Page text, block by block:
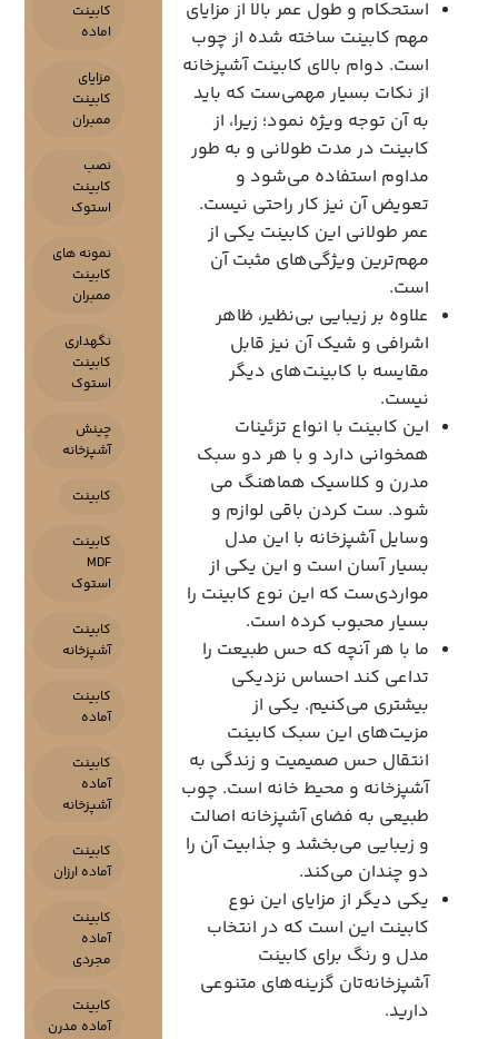
استحکام و طول عمر بالا از مزایای
مهم کابینت ساخته شده از چوب
است. دوام بالای کابینت آشپزخانه
از نکات بسیار مهمی‌ست که باید
به آن توجه ویژه نمود؛ زیرا، از
کابینت در مدت طولانی و به طور
مداوم استفاده می‌شود و
تعویض آن نیز کار راحتی نیست.
عمر طولانی این کابینت یکی از
مهم‌ترین ویژگی‌های مثبت آن
است.
علاوه بر زیبایی بی‌نظیر، ظاهر
اشرافی و شیک آن نیز قابل
مقایسه با کابینت‌های دیگر
نیست.
این کابینت با انواع تزئینات
همخوانی دارد و با هر دو سبک
مدرن و کلاسیک هماهنگ می
شود. ست کردن باقی لوازم و
وسایل آشپزخانه با این مدل
بسیار آسان است و این یکی از
مواردی‌ست که این نوع کابینت را
بسیار محبوب کرده است.
ما با هر آنچه که حس طبیعت را
تداعی کند احساس نزدیکی
بیشتری می‌کنیم. یکی از
مزیت‌های این سبک کابینت
انتقال حس صمیمیت و زندگی به
آشپزخانه و محیط خانه است. چوب
طبیعی به فضای آشپزخانه اصالت
و زیبایی می‌بخشد و جذابیت آن را
دو چندان می‌کند.
یکی دیگر از مزایای این نوع
کابینت این است که در انتخاب
مدل و رنگ برای کابینت
آشپزخانه‌تان گزینه‌های متنوعی
دارید.
کابینت
اماده
مزایای
کابینت
ممبران
نصب
کابینت
استوک
نمونه های
کابینت
ممبران
نگهداری
کابینت
استوک
چینش
آشپزخانه
کابینت
کابینت
MDF
استوک
کابینت
آشپزخانه
کابینت
آماده
کابینت
آماده
آشپزخانه
کابینت
آماده ارزان
کابینت
آماده
مجردی
کابینت
آماده مدرن